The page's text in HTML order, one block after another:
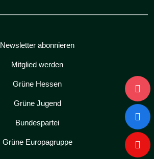
Newsletter abonnieren
Mitglied werden
Grüne Hessen
Grüne Jugend
Bundespartei
Grüne Europagruppe